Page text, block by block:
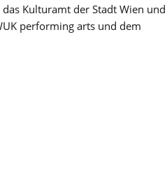
Kulturamt der Stadt Wien
performing arts und dem